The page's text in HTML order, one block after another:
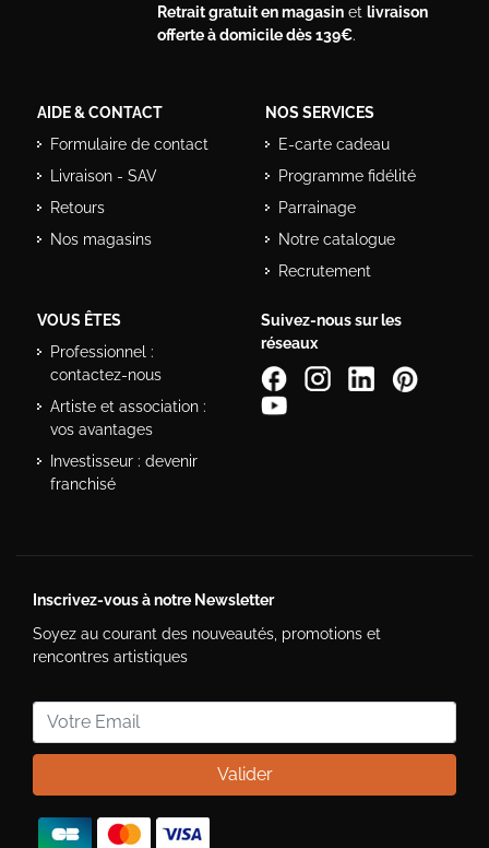
Retrait gratuit en magasinet livraison
offerte à domicile dès 139€.
AIDE & CONTACT
Formulaire de contact
Livraison - SAV
Retours
Nos magasins
NOS SERVICES
E-carte cadeau
Programme fidélité
Parrainage
Notre catalogue
Recrutement
VOUS ÊTES
Professionnel :
contactez-nous
Artiste et association :
vos avantages
Investisseur : devenir
franchisé
Suivez-nous sur les
réseaux
Inscrivez-vous à notre Newsletter
Soyez au courant des nouveautés, promotions et
rencontres artistiques
Valider